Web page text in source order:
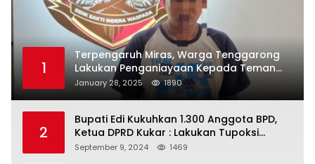
1
Terpengaruh Miras, Warga Tenggarong
Lakukan Penganiayaan Kepada Teman
Sendiri
January 28, 2025 1890
2
Bupati Edi Kukuhkan 1.300 Anggota BPD,
Ketua DPRD Kukar : Lakukan Tupoksi
Dengan Baik Untuk Wujudkan
September 9, 2024 1469